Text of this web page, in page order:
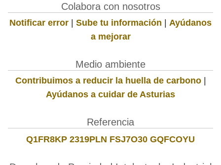
Colabora con nosotros
Notificar error | Sube tu información | Ayúdanos
a mejorar
Medio ambiente
Contribuimos a reducir la huella de carbono|
Ayúdanos a cuidar de Asturias
Referencia
Q1FR8KP 2319PLN FSJ7O30 GQFCOYU